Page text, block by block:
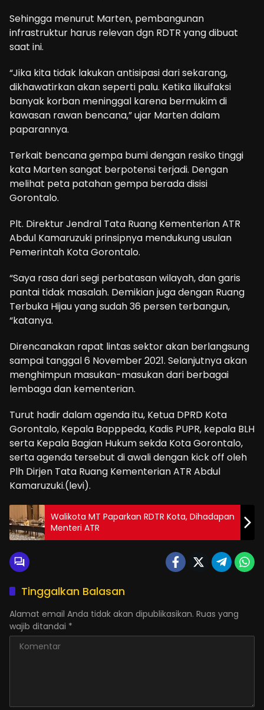
Sehingga menurut Marten, pembangunan
infrastruktur harus relevan dgn RDTR yang dibuat
saat ini.
“Jika kita tidak lakukan antisipasi dari sekarang,
dikhawatirkan akan seperti palu. Ketika likuifaksi
banyak korban meninggal karena bermukim di
kawasan rawan bencana,” ujar Marten dalam
paparannya.
Terkait bencana gempa bumi dengan resiko tinggi
kata Marten sangat berpotensi terjadi. Dengan
melihat peta patahan gempa berada disisi
Gorontalo.
Plt. Direktur Jendral Tata Ruang Kementerian ATR
Abdul Kamaruzuki prinsipnya mendukung usulan
Pemerintah Kota Gorontalo.
“Saya rasa dari segi perbatasan wilayah, dan garis
pantai tidak masalah. Demikian juga dengan Ruang
Terbuka Hijau yang sudah 36 persen terbangun,
“katanya.
Direncanakan rapat lintas sektor akan berlangsung
sampai tanggal 6 November 2021. Selanjutnya akan
menghimpun masukan-masukan dari berbagai
lembaga dan kementerian.
Turut hadir dalam agenda itu, Ketua DPRD Kota
Gorontalo, Kepala Bapppeda, Kadis PUPR, kepala BLH
serta Kepala Bagian Hukum sekda Kota Gorontalo,
serta agenda tersebut di awali dengan kick off oleh
Plh Dirjen Tata Ruang Kementerian ATR Abdul
Kamaruzuki.(levi).
Walikota MT Paparkan RDTR Kota, Dihadapan
Menteri ATR
Tinggalkan Balasan
Alamat email Anda tidak akan dipublikasikan. Ruas yang
wajib ditandai *